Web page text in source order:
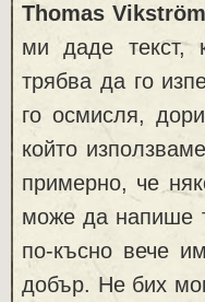
Thomas Vikström
ми даде текст,
трябва да го
го осмисля,
който
примерно, че
може да напише
по-късно вече
добър. Не бих